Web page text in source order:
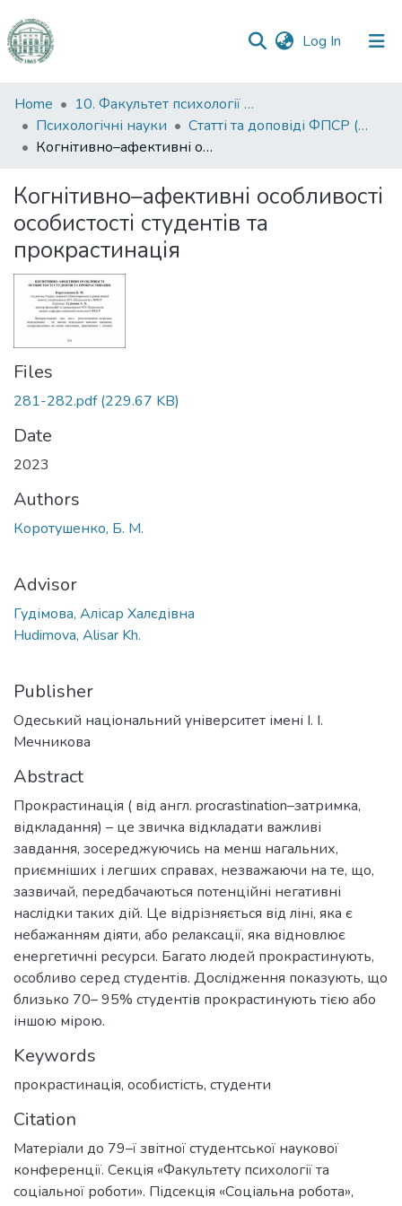
Log In (current)
Communities
&
Collections
Statistics
Home
10. Факультет психології та соціальної роботи
Психологічні науки
Статті та доповіді ФПСР (Психологічні науки)
Когнітивно–афективні особливості особистості студентів та прокрастинація
Когнітивно–афективні особливості
особистості студентів та
прокрастинація
Files
281-282.pdf(229.67 KB)
Date
2023
Authors
Коротушенко, Б. М.
Advisor
Гудімова, Алісар Халєдівна
Hudimova, Alisar Kh.
Publisher
Одеський національний університет імені І. І.
Мечникова
Abstract
Прокрастинація ( від англ. procrastination–затримка,
відкладання) – це звичка відкладати важливі
завдання, зосереджуючись на менш нагальних,
приємніших і легших справах, незважаючи на те, що,
зазвичай, передбачаються потенційні негативні
наслідки таких дій. Це відрізняється від ліні, яка є
небажанням діяти, або релаксації, яка відновлює
енергетичні ресурси. Багато людей прокрастинують,
особливо серед студентів. Дослідження показують, що
близько 70– 95% студентів прокрастинують тією або
іншою мірою.
Keywords
прокрастинація, особистість, студенти
Citation
Матеріали до 79–ї звітної студентської наукової
конференції. Секція «Факультету психології та
соціальної роботи». Підсекція «Соціальна робота»,